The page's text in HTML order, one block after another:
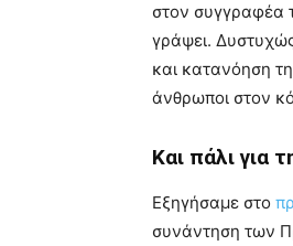
στον συγγραφέα
γράψει.
και κατανόηση
άνθρωποι στον
Και πάλι για
Eξηγήσαμε στο
συνάντηση των